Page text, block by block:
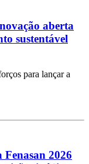
aberta
sustentável
para lançar a
2026